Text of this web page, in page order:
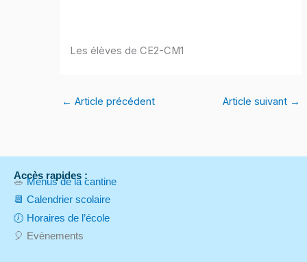
Les élèves de CE2-CM1
← Article précédent Article suivant →
Accès rapides :
🥗Menus de la cantine
📆 Calendrier scolaire
🕖 Horaires de l’école
🎈 Evènements